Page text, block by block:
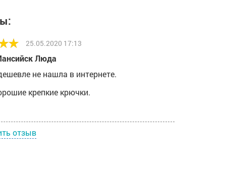
25.05.2020 17:13
Люда
не нашла в интернете.
крепкие крючки.
отзыв